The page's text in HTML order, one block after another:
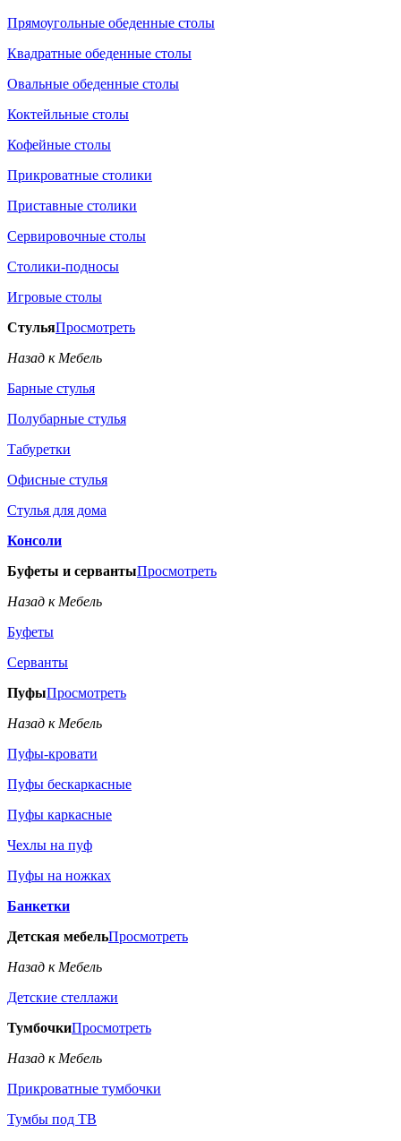
Прямоугольные обеденные столы
Квадратные обеденные столы
Овальные обеденные столы
Коктейльные столы
Кофейные столы
Прикроватные столики
Приставные столики
Сервировочные столы
Столики-подносы
Игровые столы
СтульяПросмотреть
Назад к Мебель
Барные стулья
Полубарные стулья
Табуретки
Офисные стулья
Стулья для дома
Консоли
Буфеты и сервантыПросмотреть
Назад к Мебель
Буфеты
Серванты
ПуфыПросмотреть
Назад к Мебель
Пуфы-кровати
Пуфы бескаркасные
Пуфы каркасные
Чехлы на пуф
Пуфы на ножках
Банкетки
Детская мебельПросмотреть
Назад к Мебель
Детские стеллажи
ТумбочкиПросмотреть
Назад к Мебель
Прикроватные тумбочки
Тумбы под ТВ